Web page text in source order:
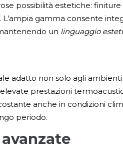
possibilità estetiche:
gamma consente
un linguaggio
adatto non solo agli
prestazioni
anche in condizioni
periodo.